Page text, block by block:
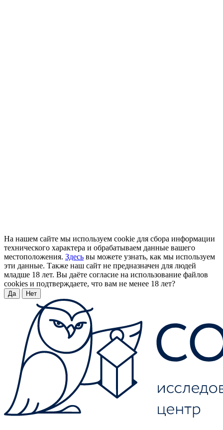
На нашем сайте мы используем cookie для сбора информации
технического характера и обрабатываем данные вашего
местоположения. Здесь вы можете узнать, как мы используем
эти данные. Также наш сайт не предназначен для людей
младше 18 лет. Вы даёте согласие на использование файлов
cookies и подтверждаете, что вам не менее 18 лет?
Да Нет